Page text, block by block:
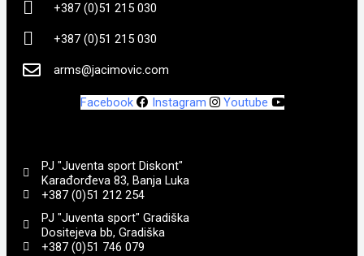
+387 (0)51 215 030
+387 (0)51 215 030
arms@jacimovic.com
Facebook Instagram Youtube
PJ "Juventa sport Diskont"
Karađorđeva 83, Banja Luka
+387 (0)51 212 254
PJ "Juventa sport" Gradiška
Dositejeva bb, Gradiška
+387 (0)51 746 079